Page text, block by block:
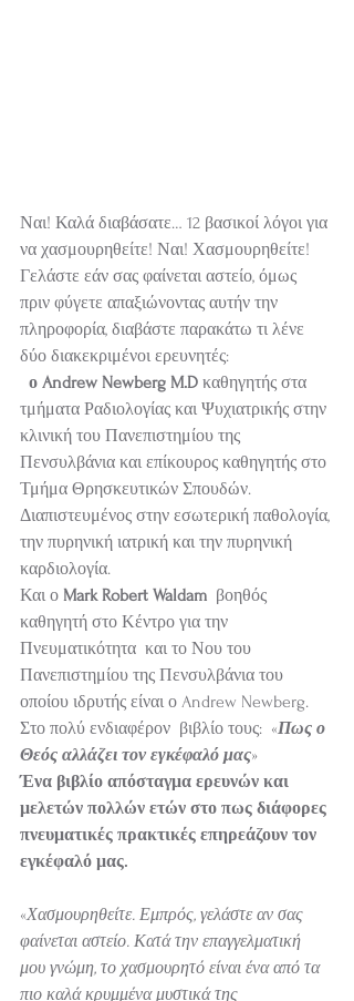
Ναι! Καλά διαβάσατε… 12 βασικοί λόγοι για
να χασμουρηθείτε! Ναι! Χασμουρηθείτε!
Γελάστε εάν σας φαίνεται αστείο, όμως
πριν φύγετε απαξιώνοντας αυτήν την
πληροφορία, διαβάστε παρακάτω τι λένε
δύο διακεκριμένοι ερευνητές:
ο Andrew Newberg M.D καθηγητής στα
τμήματα Ραδιολογίας και Ψυχιατρικής στην
κλινική του Πανεπιστημίου της
Πενσυλβάνια και επίκουρος καθηγητής στο
Τμήμα Θρησκευτικών Σπουδών.
Διαπιστευμένος στην εσωτερική παθολογία,
την πυρηνική ιατρική και την πυρηνική
καρδιολογία.
Και ο Mark Robert Waldam
  βοηθός
καθηγητή στο Κέντρο για την
Πνευματικότητα  και το Νου του
Πανεπιστημίου της Πενσυλβάνια του
οποίου ιδρυτής είναι ο Andrew Newberg.
Στο πολύ ενδιαφέρον  βιβλίο τους:  «Πως ο
Θεός αλλάζει τον εγκέφαλό μας»
Ένα βιβλίο απόσταγμα ερευνών και
μελετών πολλών ετών στο πως διάφορες
πνευματικές πρακτικές επηρεάζουν τον
εγκέφαλό μας.
«Χασμουρηθείτε. Εμπρός, γελάστε αν σας
φαίνεται αστείο. Κατά την επαγγελματική
μου γνώμη, το χασμουρητό είναι ένα από τα
πιο καλά κρυμμένα μυστικά της